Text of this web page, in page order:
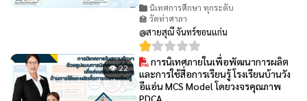
นิเทศการศึกษา ทุกระดับ
🏫 วัดท่าศาลา
@สายสุณี จันทร์ขอนแก่น
👁 22
การนิเทศภายในเพื่อพัฒนาการผลิต
และการใช้สื่อการเรียนรู้ โรงเรียนบ้านวัง
อีแอ่น MCS Model โดยวงจรคุณภาพ
PDCA